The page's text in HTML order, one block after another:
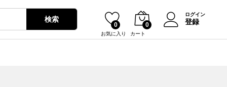
検索
お気に入り
0
カート
0
ログイン
登録